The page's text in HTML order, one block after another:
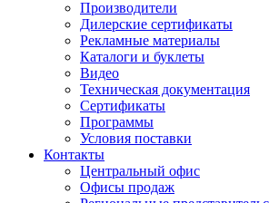
Производители
Дилерские сертификаты
Рекламные материалы
Каталоги и буклеты
Видео
Техническая документация
Сертификаты
Программы
Условия поставки
Контакты
Центральный офис
Офисы продаж